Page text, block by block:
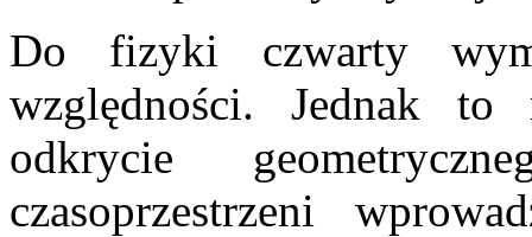
Do fizyki czwarty
względności. Jednak to
odkrycie
czasoprzestrzeni